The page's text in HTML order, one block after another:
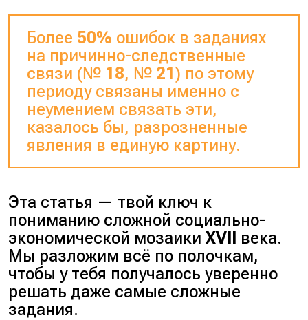
Более 50% ошибок в заданиях
на причинно-следственные
связи (№ 18, № 21 ) по этому
периоду связаны именно с
неумением связать эти,
казалось бы, разрозненные
явления в единую картину.
Эта статья — твой ключ к
пониманию сложной социально-
экономической мозаикиXVII века.
Мы разложим всё по полочкам,
чтобы у тебя получалось уверенно
решать даже самые сложные
задания.